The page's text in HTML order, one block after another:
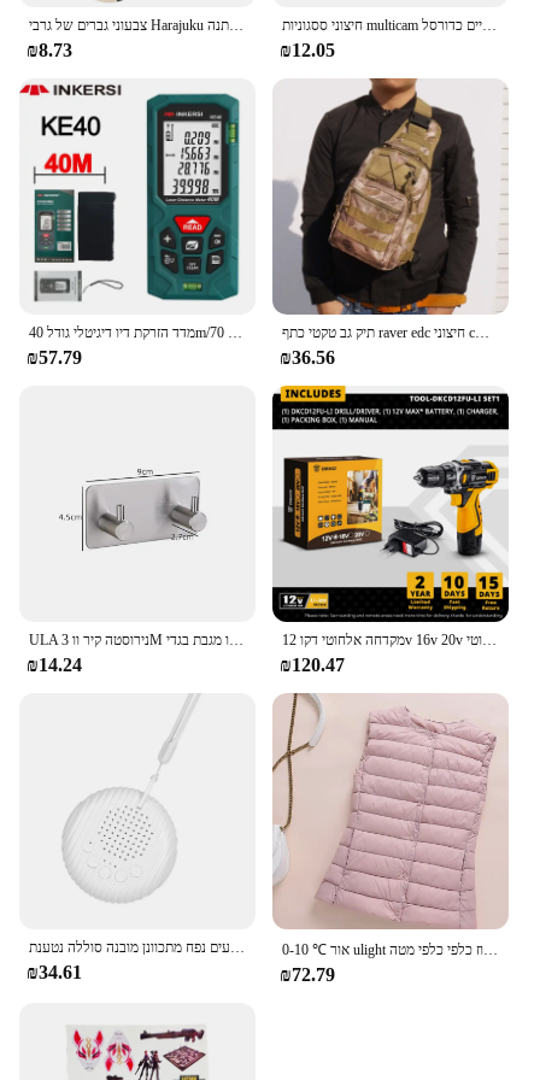
צבעוני גברים של גרבי Harajuku צבעוני שמח מצחיק סמל בינלאומי שחמט גיאומטרי נוסחה כותנה גרב חג המולד מתנה
₪8.73
חיצוני ססגוניות multicam מתכווננת כובע רשת טקטי אוויר טקטי-טייסי דיג טיולים רגליים כדורסל
₪12.05
מדד הזרקת דיו דיגיטלי גודל 40m/70 מ '/70 מ'/120 מ 'לייזר דיוק גבוהה לייזר מרחק מטר
₪57.79
תיק גב טקטי כתף raver edc חיצוני cw תיק sling טווח עמיד למים חרוט תיק טיולים
₪36.56
ULA נירוסטה קיר וו 3M מדבקה דבק דלת וו מגבת בגדי Robe מתלה אסלת אביזרי מקלחת אבזרים
₪14.24
מקדחה אלחוטי דקו 12v 16v 20v מיני כלי חשמל אלחוטי dc ליתיום-יון סוללה חשמלי מברג הבית
₪120.47
לבן רעש קול מכונה נייד תינוק שינה מכונת 10 צלילים מרגיעים נפח מתכוונן מובנה סוללה נטענת USB
₪34.61
0-10 ℃ אור ulight למטה נשים אפודות 2024 סתיו חורף חדש ברווז כלפי כלפי מטה puffer נוצה מעילי ללא שרוולים
₪72.79